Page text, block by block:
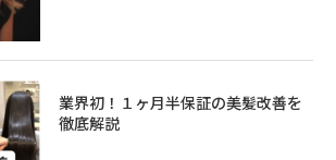
業界初！１ヶ月半保証の美髪改善を
徹底解説